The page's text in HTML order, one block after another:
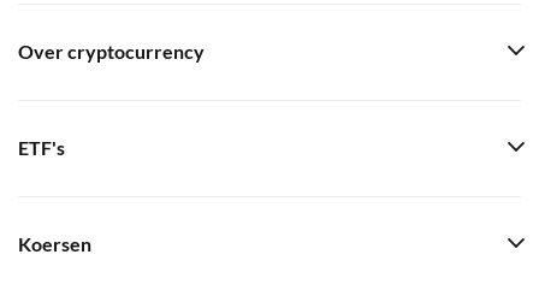
Over cryptocurrency
ETF's
Koersen